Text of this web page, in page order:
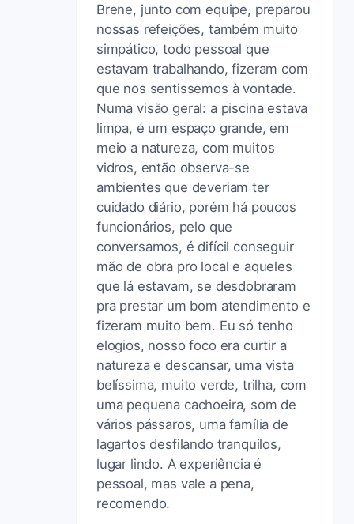
Brene, junto com equipe, preparou
nossas refeições, também muito
simpático, todo pessoal que
estavam trabalhando, fizeram com
que nos sentissemos à vontade.
Numa visão geral: a piscina estava
limpa, é um espaço grande, em
meio a natureza, com muitos
vidros, então observa-se
ambientes que deveriam ter
cuidado diário, porém há poucos
funcionários, pelo que
conversamos, é difícil conseguir
mão de obra pro local e aqueles
que lá estavam, se desdobraram
pra prestar um bom atendimento e
fizeram muito bem. Eu só tenho
elogios, nosso foco era curtir a
natureza e descansar, uma vista
belíssima, muito verde, trilha, com
uma pequena cachoeira, som de
vários pássaros, uma família de
lagartos desfilando tranquilos,
lugar lindo. A experiência é
pessoal, mas vale a pena,
recomendo.